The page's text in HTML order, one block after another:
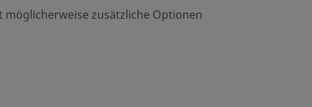
zusätzliche Optionen